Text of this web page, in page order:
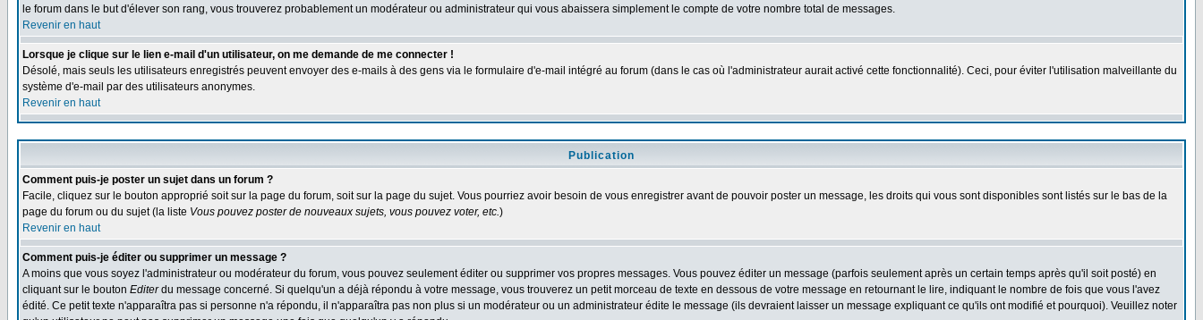
le forum dans le but d'élever son rang, vous trouverez probablement un modérateur ou administrateur qui vous abaissera simplement le compte de votre nombre total de messages.
Revenir en haut
Lorsque je clique sur le lien e-mail d'un utilisateur, on me demande de me connecter !
Désolé, mais seuls les utilisateurs enregistrés peuvent envoyer des e-mails à des gens via le formulaire d'e-mail intégré au forum (dans le cas où l'administrateur aurait activé cette fonctionnalité). Ceci, pour éviter l'utilisation malveillante du
système d'e-mail par des utilisateurs anonymes.
Revenir en haut
Publication
Comment puis-je poster un sujet dans un forum ?
Facile, cliquez sur le bouton approprié soit sur la page du forum, soit sur la page du sujet. Vous pourriez avoir besoin de vous enregistrer avant de pouvoir poster un message, les droits qui vous sont disponibles sont listés sur le bas de la
page du forum ou du sujet (la liste Vous pouvez poster de nouveaux sujets, vous pouvez voter, etc.)
Revenir en haut
Comment puis-je éditer ou supprimer un message ?
A moins que vous soyez l'administrateur ou modérateur du forum, vous pouvez seulement éditer ou supprimer vos propres messages. Vous pouvez éditer un message (parfois seulement après un certain temps après qu'il soit posté) en
cliquant sur le bouton Editerdu message concerné. Si quelqu'un a déjà répondu à votre message, vous trouverez un petit morceau de texte en dessous de votre message en retournant le lire, indiquant le nombre de fois que vous l'avez
édité. Ce petit texte n'apparaîtra pas si personne n'a répondu, il n'apparaîtra pas non plus si un modérateur ou un administrateur édite le message (ils devraient laisser un message expliquant ce qu'ils ont modifié et pourquoi). Veuillez noter